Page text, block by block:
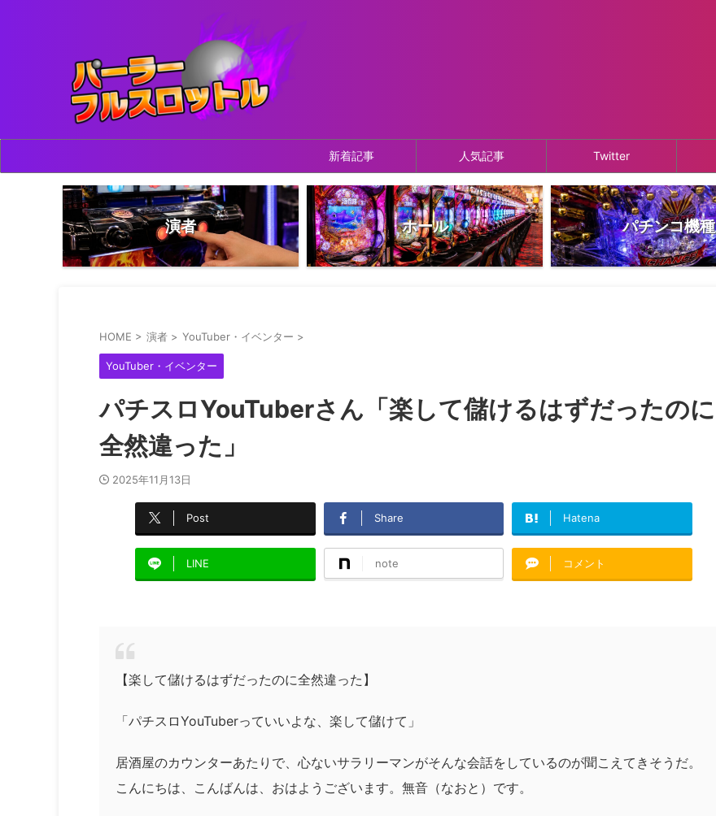
新着記事 人気記事 Twitter
演者 ホール パチンコ機種
HOME > 演者 > YouTuber・イベンター >
YouTuber・イベンター
パチスロYouTuberさん「楽して儲けるはずだったのに
全然違った」
2025年11月13日
Post Share Hatena
LINE note コメント
【楽して儲けるはずだったのに全然違った】
「パチスロYouTuberっていいよな、楽して儲けて」
居酒屋のカウンターあたりで、心ないサラリーマンがそんな会話をしているのが聞こえてきそうだ。
こんにちは、こんばんは、おはようございます。無音（なおと）です。